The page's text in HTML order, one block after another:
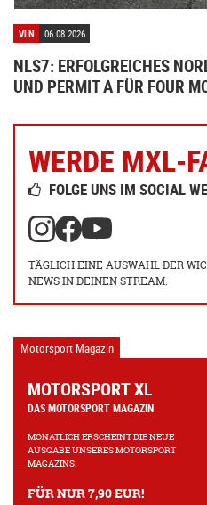
VLN 06.08.2026
NLS7: ERFOLGREICHES
UND PERMIT A FÜR FOUR
WERDE MXL-
FOLGE UNS IM SOCIAL
TÄGLICH EINE AUSWAHL DER
NEWS IN DEINEN STREAM.
Motorsport Magazin
MOTORSPORT XL
DAS MOTORSPORT MAGAZIN
MONATLICH ERSCHEINT DIE NEUE
AUSGABE UNSERES MOTORSPORT
MAGAZINS.
FÜR NUR 7,90 EUR!